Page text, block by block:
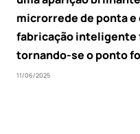
microrrede de ponta
fabricação
tornando-se o ponto
11/06/2025